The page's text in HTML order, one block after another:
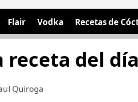
Flair Vodka Recetas de
receta del
Quiroga